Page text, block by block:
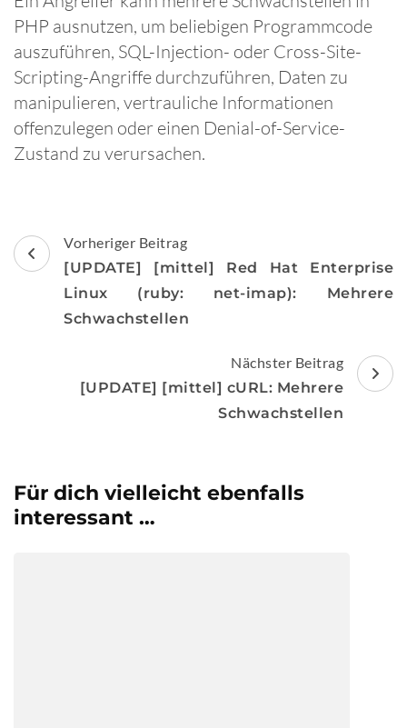
PHP ausnutzen, um beliebigen Programmcode
auszuführen, SQL-Injection- oder Cross-Site-
Scripting-Angriffe durchzuführen, Daten zu
manipulieren, vertrauliche Informationen
offenzulegen oder einen Denial-of-Service-
Zustand zu verursachen.
Beitragsnavigation
Vorheriger Beitrag
[UPDATE] [mittel] Red Hat Enterprise
Linux (ruby: net-imap): Mehrere
Schwachstellen
Nächster Beitrag
[UPDATE] [mittel] cURL: Mehrere
Schwachstellen
Für dich vielleicht ebenfalls
interessant …